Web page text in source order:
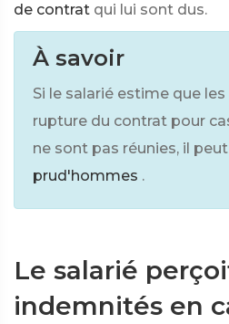
de contrat qui lui sont dus.
À savoir
Si le salarié estime que
rupture du contrat pour
ne sont pas réunies, il peut
prud'hommes .
Le salarié
indemnités en